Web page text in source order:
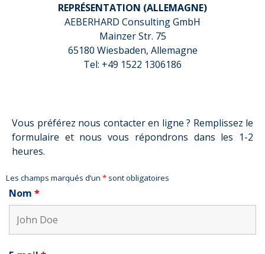
REPRÉSENTATION (ALLEMAGNE)
AEBERHARD Consulting GmbH
Mainzer Str. 75
65180 Wiesbaden, Allemagne
Tel: +49 1522 1306186
Vous préférez nous contacter en ligne ? Remplissez le
formulaire et nous vous répondrons dans les 1-2
heures.
Les champs marqués d’un * sont obligatoires
Nom *